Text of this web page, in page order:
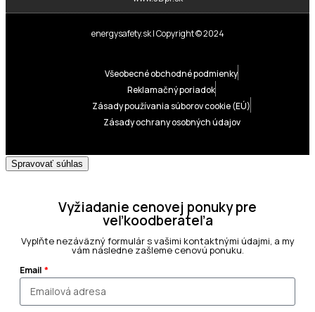
energysafety.sk | Copyright © 2024
Všeobecné obchodné podmienky
Reklamačný poriadok
Zásady používania súborov cookie (EÚ)
Zásady ochrany osobných údajov
Spravovať súhlas
Vyžiadanie cenovej ponuky pre
veľkoodberateľa
Vyplňte nezáväzný formulár s vašimi kontaktnými údajmi, a my
vám následne zašleme cenovú ponuku.
Email